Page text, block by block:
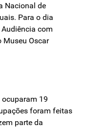
Nacional de
Para o dia
com
Museu Oscar
19
foram feitas
parte da